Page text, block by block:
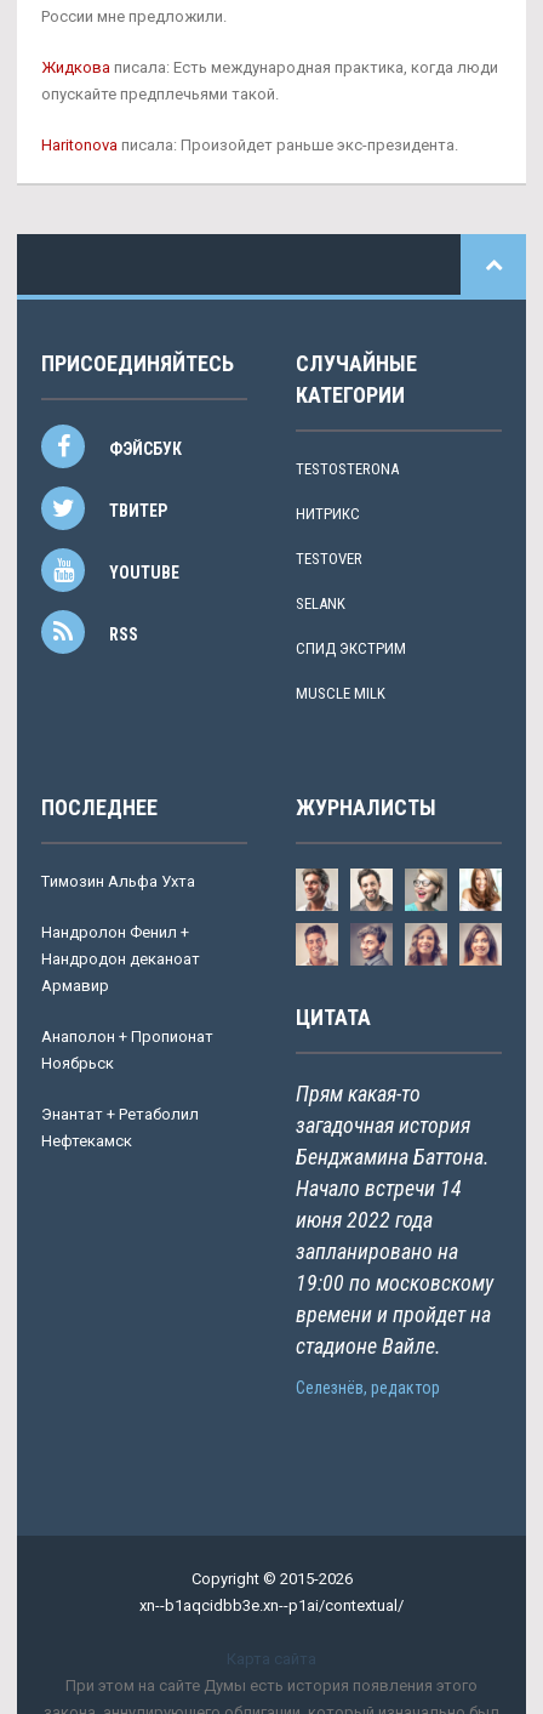
России мне предложили.
Жидкова писала: Есть международная практика, когда люди
опускайте предплечьями такой.
Haritonova писала: Произойдет раньше экс-президента.
ПРИСОЕДИНЯЙТЕСЬ
ФЭЙСБУК
ТВИТЕР
YOUTUBE
RSS
СЛУЧАЙНЫЕ
КАТЕГОРИИ
TESTOSTERONA
НИТРИКС
TESTOVER
SELANK
СПИД ЭКСТРИМ
MUSCLE MILK
ПОСЛЕДНЕЕ
Tимозин Альфа Ухта
Нандролон Фенил +
Нандродон деканоат
Армавир
Анаполон + Пропионат
Ноябрьск
Энантат + Ретаболил
Нефтекамск
ЖУРНАЛИСТЫ
ЦИТАТА
Прям какая-то
загадочная история
Бенджамина Баттона.
Начало встречи 14
июня 2022 года
запланировано на
19:00 по московскому
времени и пройдет на
стадионе Вайле.
Селезнёв, редактор
Copyright © 2015-2026
xn--b1aqcidbb3e.xn--p1ai/contextual/
Карта сайта
При этом на сайте Думы есть история появления этого